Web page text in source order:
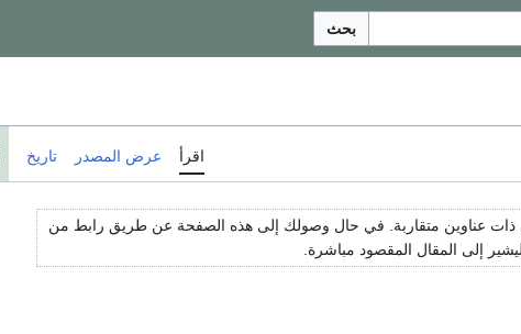
بحث
اقرأ عرض المصدر تاريخ
عناوين متقاربة. في حال وصولك إلى هذه الصفحة عن طريق رابط من
إلى المقال المقصود مباشرة.